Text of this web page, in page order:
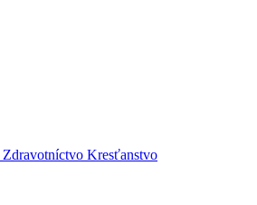
Zdravotníctvo Kresťanstvo